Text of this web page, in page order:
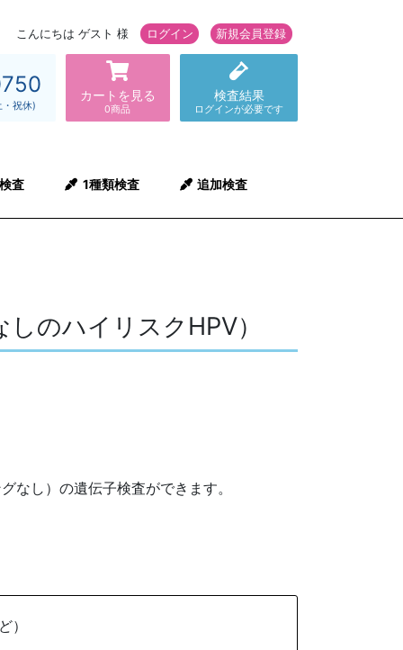
こんにちは ゲスト 様 ログイン 新規会員登録
カートを見る
0商品
祝休)
検査結果
ログインが必要です
査 1種類検査 追加検査
のハイリスクHPV）
なし）の遺伝子検査ができます。
）